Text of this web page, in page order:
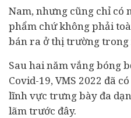
Nam, nhưng cũng chỉ có
phẩm chứ không phải
bán ra ở thị trường trong
Sau hai năm vắng bóng
Covid-19, VMS 2022 đã
lĩnh vực trưng bày đa
lãm trước đây.